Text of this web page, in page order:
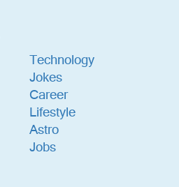
Technology
Jokes
Career
Lifestyle
Astro
Jobs